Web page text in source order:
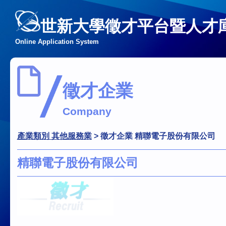
世新大學徵才平台暨人才
Online Application System
徵才企業
Company
產業類別 其他服務業> 徵才企業 精聯電子股份有限公司
精聯電子股份有限公司